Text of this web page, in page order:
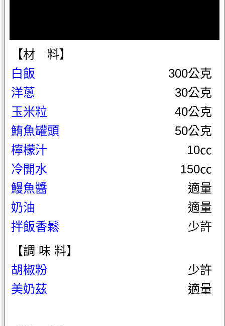
【材 料】
白飯
300公克
洋蔥
30公克
玉米粒
40公克
鮪魚罐頭
50公克
檸檬汁
10㏄
冷開水
150㏄
鰻魚醬
適量
奶油
適量
拌飯香鬆
少許
【調 味 料】
胡椒粉
少許
美奶茲
適量